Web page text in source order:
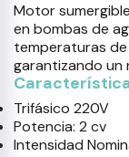
Motor
en bombas de
temperaturas
garantizando un
Trifásico 220V
Potencia: 2 cv
Intensidad